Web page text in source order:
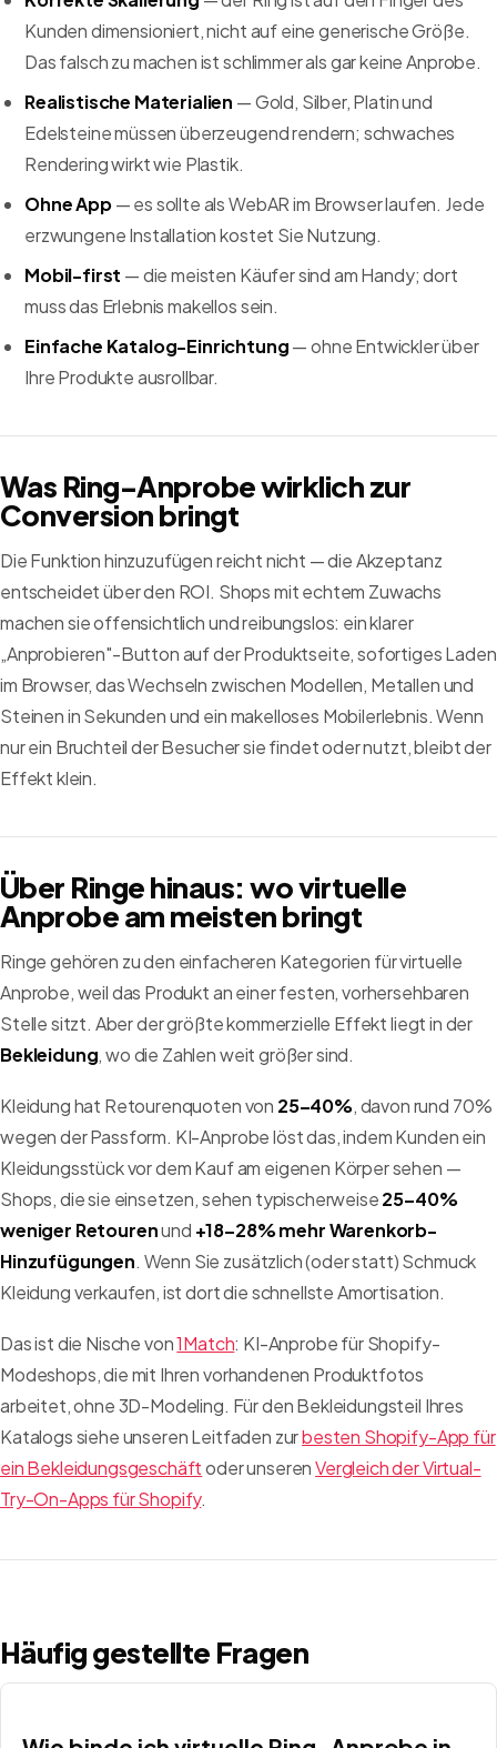
Kunden dimensioniert, nicht auf eine generische Größe.
Das falsch zu machen ist schlimmer als gar keine Anprobe.
Realistische Materialien — Gold, Silber, Platin und
Edelsteine müssen überzeugend rendern; schwaches
Rendering wirkt wie Plastik.
Ohne App— es sollte als WebAR im Browser laufen. Jede
erzwungene Installation kostet Sie Nutzung.
Mobil-first — die meisten Käufer sind am Handy; dort
muss das Erlebnis makellos sein.
Einfache Katalog-Einrichtung— ohne Entwickler über
Ihre Produkte ausrollbar.
Was Ring-Anprobe wirklich zur
Conversion bringt
Die Funktion hinzuzufügen reicht nicht — die Akzeptanz
entscheidet über den ROI. Shops mit echtem Zuwachs
machen sie offensichtlich und reibungslos: ein klarer
„Anprobieren"-Button auf der Produktseite, sofortiges Laden
im Browser, das Wechseln zwischen Modellen, Metallen und
Steinen in Sekunden und ein makelloses Mobilerlebnis. Wenn
nur ein Bruchteil der Besucher sie findet oder nutzt, bleibt der
Effekt klein.
Über Ringe hinaus: wo virtuelle
Anprobe am meisten bringt
Ringe gehören zu den einfacheren Kategorien für virtuelle
Anprobe, weil das Produkt an einer festen, vorhersehbaren
Stelle sitzt. Aber der größte kommerzielle Effekt liegt in der
Bekleidung, wo die Zahlen weit größer sind.
Kleidung hat Retourenquoten von 25–40%, davon rund 70%
wegen der Passform. KI-Anprobe löst das, indem Kunden ein
Kleidungsstück vor dem Kauf am eigenen Körper sehen —
Shops, die sie einsetzen, sehen typischerweise25–40%
weniger Retourenund +18–28% mehr Warenkorb-
Hinzufügungen. Wenn Sie zusätzlich (oder statt) Schmuck
Kleidung verkaufen, ist dort die schnellste Amortisation.
Das ist die Nische von1Match: KI-Anprobe für Shopify-
Modeshops, die mit Ihren vorhandenen Produktfotos
arbeitet, ohne 3D-Modeling. Für den Bekleidungsteil Ihres
Katalogs siehe unseren Leitfaden zurbesten Shopify-App für
ein Bekleidungsgeschäftoder unserenVergleich der Virtual-
Try-On-Apps für Shopify.
Häufig gestellte Fragen